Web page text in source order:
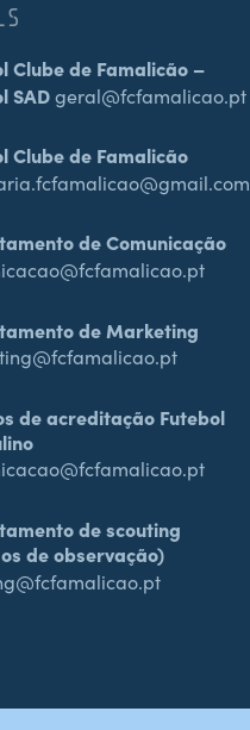
Clube de Famalicão –
SADgeral@fcfamalicao.pt
Clube de Famalicão
de Comunicação
de Marketing
de acreditação Futebol
de scouting
de observação)